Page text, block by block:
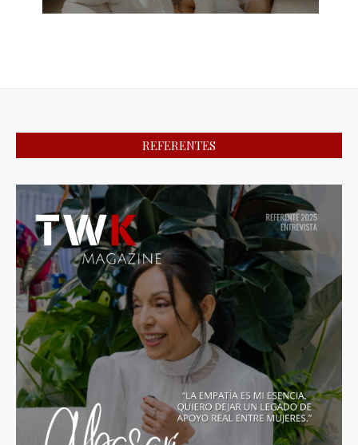
REFERENTES